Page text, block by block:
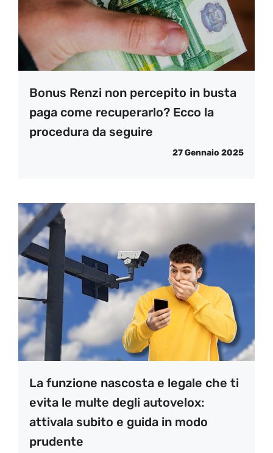
Bonus Renzi non percepito in busta
paga come recuperarlo? Ecco la
procedura da seguire
27 Gennaio 2025
La funzione nascosta e legale che ti
evita le multe degli autovelox:
attivala subito e guida in modo
prudente